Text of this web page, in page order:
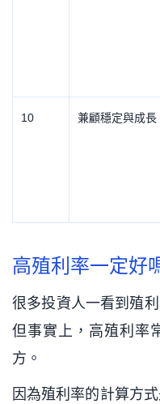
10 兼顧穩定與成長
高殖利率一定好
很多投資人一看到殖
但事實上，高殖利率
方。
因為殖利率的計算方